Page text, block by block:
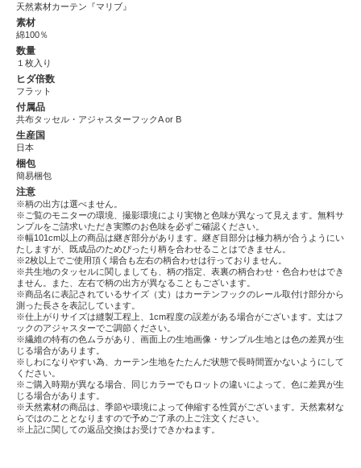
天然素材カーテン『マリブ』
素材
綿100％
数量
１枚入り
ヒダ倍数
フラット
付属品
共布タッセル・アジャスターフックA or B
生産国
日本
梱包
簡易梱包
注意
※柄の出方は選べません。
※ご覧のモニターの環境、撮影環境により実物と色味が異なって見えます。無料サ
ンプルをご請求いただき実際のお色味を必ずご確認ください。
※幅101cm以上の商品は継ぎ部分があります。継ぎ目部分は極力柄が合うようにい
たしますが、既成品のためぴったり柄を合わせることはできません。
※2枚以上でご使用頂く場合も左右の柄合わせは行っておりません。
※共生地のタッセルに関しましても、柄の指定、表裏の柄合わせ・色合わせはでき
ません。また、左右で柄の出方が異なることもございます。
※商品名に表記されているサイズ（丈）はカーテンフックのレール取付け部分から
測った長さを表記しています。
※仕上がりサイズは縫製工程上、1cm程度の誤差がある場合がございます。丈はフ
ックのアジャスターでご調節ください。
※繊維の特有の色ムラがあり、画面上の生地画像・サンプル生地とは色の差異が生
じる場合があります。
※しわになりやすい為、カーテン生地をたたんだ状態で長時間置かないようにして
ください。
※ご購入時期が異なる場合、同じカラーでもロットの違いによって、色に差異が生
じる場合があります。
※天然素材の商品は、季節や環境によって伸縮する性質がございます。天然素材な
らではのこととなりますので予めご了承の上ご注文ください。
※上記に関しての返品交換はお受けできかねます。